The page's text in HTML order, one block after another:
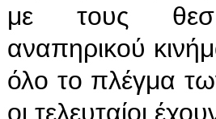
με τους
αναπηρικού
όλο το πλέγμα
οι τελευταίοι